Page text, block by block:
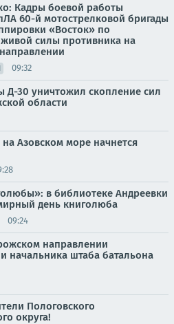
Кадры боевой работы
60-й мотострелковой бригады
«Восток» по
силы противника на
09:32
Д-30 уничтожил скопление сил
области
на Азовском море начнется
в библиотеке Андреевки
день книголюба
09:24
направлении
начальника штаба батальона
Пологовского
округа!